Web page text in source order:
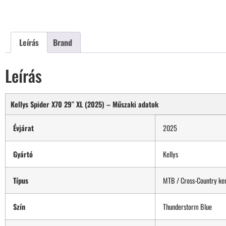
Leírás Brand
Leírás
Kellys Spider X70 29″ XL (2025) – Műszaki adatok
Évjárat 2025
Gyártó Kellys
Típus MTB / Cross-Country
Szín Thunderstorm Blue